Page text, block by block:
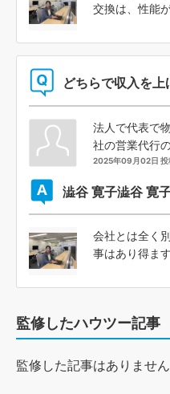
交換は、性能
どちらで収入を上
法人で代表で
社の営業代行
2025年09月02日 投
澁谷 寛子澁谷 寛
会社とは全く
事はあり得ま
監修したハウツー記事
監修した記事はありません